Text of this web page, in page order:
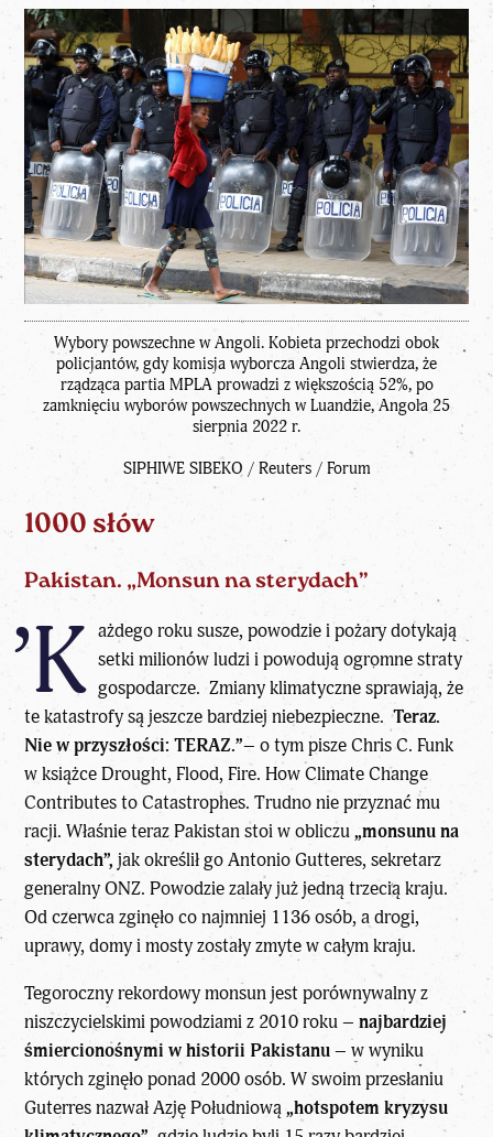
Wybory powszechne w Angoli. Kobieta przechodzi obok
policjantów, gdy komisja wyborcza Angoli stwierdza, że
rządząca partia MPLA prowadzi z większością 52%, po
zamknięciu wyborów powszechnych w Luandzie, Angola 25
sierpnia 2022 r.
SIPHIWE SIBEKO / Reuters / Forum
1000 słów
Pakistan. „Monsun na sterydach”
’K ażdego roku susze, powodzie i pożary dotykają
setki milionów ludzi i powodują ogromne straty
gospodarcze. Zmiany klimatyczne sprawiają, że
te katastrofy są jeszcze bardziej niebezpieczne.Teraz.
Nie w przyszłości: TERAZ.”– o tym pisze Chris C. Funk
w książce Drought, Flood, Fire. How Climate Change
Contributes to Catastrophes. Trudno nie przyznać mu
racji. Właśnie teraz Pakistan stoi w obliczu„monsunu na
sterydach”, jak określił go Antonio Gutteres, sekretarz
generalny ONZ. Powodzie zalały już jedną trzecią kraju.
Od czerwca zginęło co najmniej 1136 osób, a drogi,
uprawy, domy i mosty zostały zmyte w całym kraju.
Tegoroczny rekordowy monsun jest porównywalny z
niszczycielskimi powodziami z 2010 roku –najbardziej
śmiercionośnymi w historii Pakistanu– w wyniku
których zginęło ponad 2000 osób. W swoim przesłaniu
Guterres nazwał Azję Południową„hotspotem kryzysu